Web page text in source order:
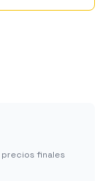
precios finales